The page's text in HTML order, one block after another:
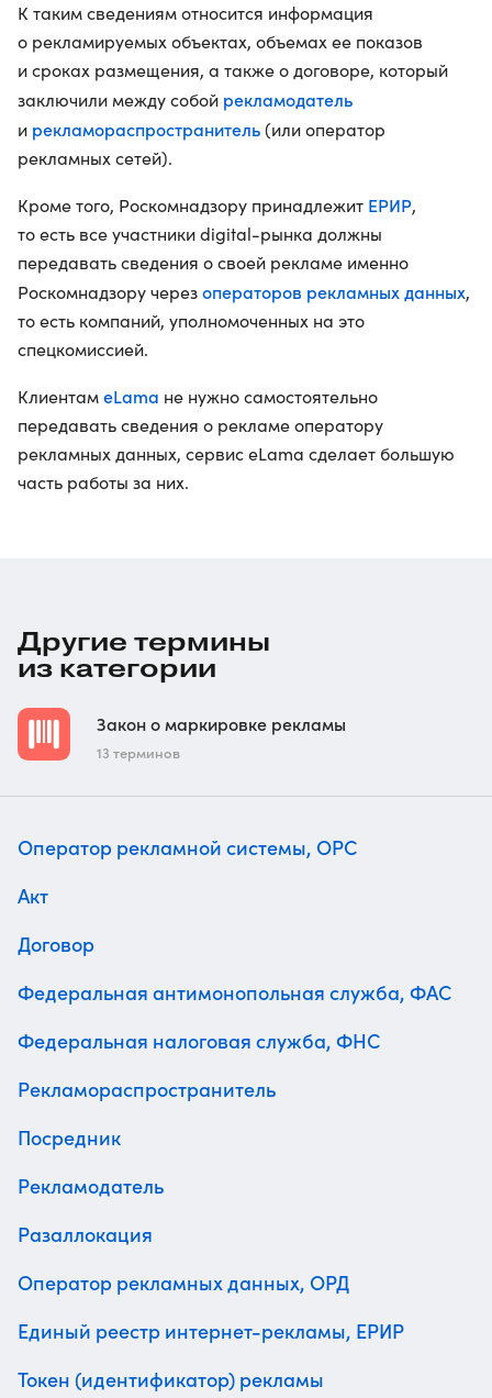
К таким сведениям относится информация
о рекламируемых объектах, объемах ее показов
и сроках размещения, а также о договоре, который
заключили между собой рекламодатель
и рекламораспространитель(или оператор
рекламных сетей).
Кроме того, Роскомнадзору принадлежит ЕРИР,
то есть все участники digital-рынка должны
передавать сведения о своей рекламе именно
Роскомнадзору черезоператоров рекламных данных,
то есть компаний, уполномоченных на это
спецкомиссией.
КлиентамeLama не нужно самостоятельно
передавать сведения о рекламе оператору
рекламных данных, сервис eLama сделает большую
часть работы за них.
Другие термины
из категории
Закон о маркировке рекламы
13 терминов
Оператор рекламной системы, ОРС
Акт
Договор
Федеральная антимонопольная служба, ФАС
Федеральная налоговая служба, ФНС
Рекламораспространитель
Посредник
Рекламодатель
Разаллокация
Оператор рекламных данных, ОРД
Единый реестр интернет-рекламы, ЕРИР
Токен (идентификатор) рекламы